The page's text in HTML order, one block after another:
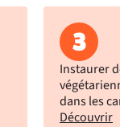
3
Instaurer
dans les
Découvrir